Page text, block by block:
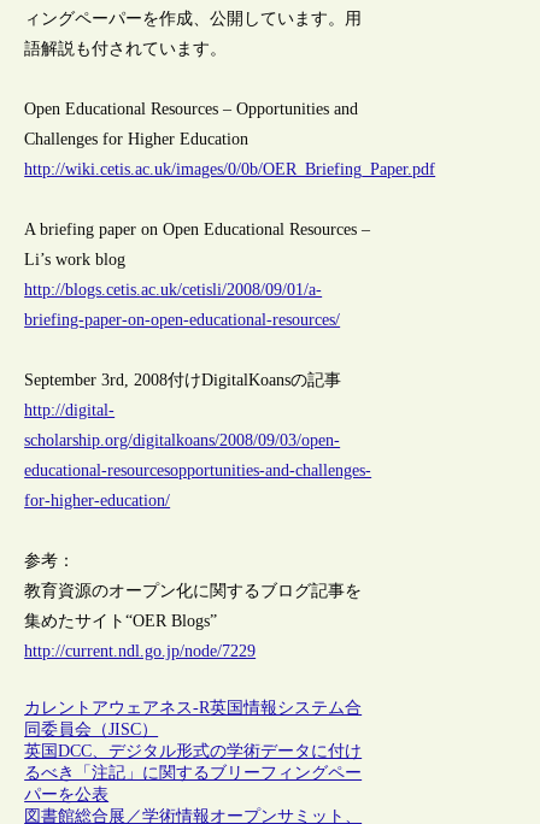
ィングペーパーを作成、公開しています。用
語解説も付されています。
Open Educational Resources – Opportunities and
Challenges for Higher Education
http://wiki.cetis.ac.uk/images/0/0b/OER_Briefing_Paper.pdf
A briefing paper on Open Educational Resources –
Li’s work blog
http://blogs.cetis.ac.uk/cetisli/2008/09/01/a-
briefing-paper-on-open-educational-resources/
September 3rd, 2008付けDigitalKoansの記事
http://digital-
scholarship.org/digitalkoans/2008/09/03/open-
educational-resourcesopportunities-and-challenges-
for-higher-education/
参考：
教育資源のオープン化に関するブログ記事を
集めたサイト“OER Blogs”
http://current.ndl.go.jp/node/7229
カレントアウェアネス-R英国情報システム合
同委員会（JISC）
英国DCC、デジタル形式の学術データに付け
るべき「注記」に関するブリーフィングペー
パーを公表
図書館総合展／学術情報オープンサミット、